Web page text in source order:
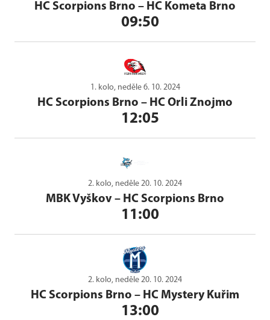
HC Scorpions Brno – HC Kometa Brno
09:50
1. kolo, neděle 6. 10. 2024
HC Scorpions Brno – HC Orli Znojmo
12:05
2. kolo, neděle 20. 10. 2024
MBK Vyškov – HC Scorpions Brno
11:00
2. kolo, neděle 20. 10. 2024
HC Scorpions Brno – HC Mystery Kuřim
13:00